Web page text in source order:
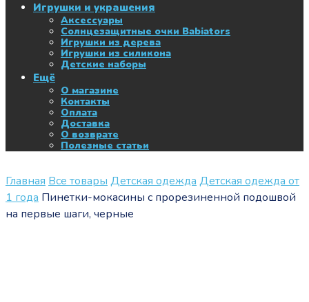
Игрушки и украшения
Аксессуары
Солнцезащитные очки Babiators
Игрушки из дерева
Игрушки из силикона
Детские наборы
Ещё
О магазине
Контакты
Оплата
Доставка
О возврате
Полезные статьи
Главная Все товары Детская одежда Детская одежда от
1 года Пинетки-мокасины с прорезиненной подошвой
на первые шаги, черные